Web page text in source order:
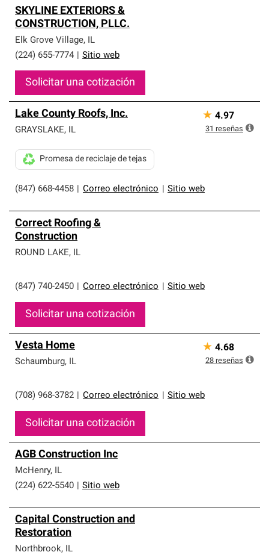
SKYLINE EXTERIORS &
CONSTRUCTION, PLLC.
Elk Grove Village, IL
(224) 655-7774
Sitio web
Solicitar una cotización
Lake County Roofs, Inc.
GRAYSLAKE, IL
(847) 668-4458 Correo electrónico Sitio web
Promesa de reciclaje de tejas
★ 4.97
31 reseñas
Correct Roofing &
Construction
ROUND LAKE, IL
(847) 740-2450 Correo electrónico Sitio web
Solicitar una cotización
Vesta Home
Schaumburg, IL
(708) 968-3782 Correo electrónico Sitio web
Solicitar una cotización
★ 4.68
28 reseñas
AGB Construction Inc
McHenry, IL
(224) 622-5540
Sitio web
Capital Construction and
Restoration
Northbrook, IL